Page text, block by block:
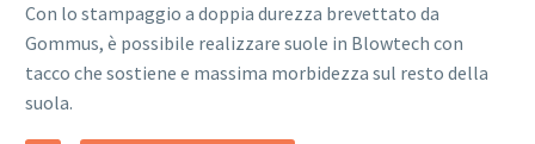
Con lo stampaggio a doppia durezza brevettato da
Gommus, è possibile realizzare suole in Blowtech con
tacco che sostiene e massima morbidezza sul resto della
suola.